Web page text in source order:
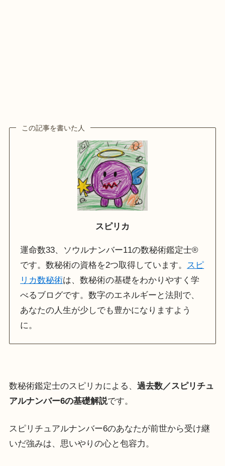
この記事を書いた人
スピリカ
運命数33、ソウルナンバー11の数秘術鑑定士®
です。数秘術の資格を2つ取得しています。 スピ
リカ数秘術は、数秘術の基礎をわかりやすく学
べるブログです。数字のエネルギーと法則で、
あなたの人生が少しでも豊かになりますよう
に。
数秘術鑑定士のスピリカによる、 過去数／スピリチュ
アルナンバー6の基礎解説です。
スピリチュアルナンバー6のあなたが前世から受け継
いだ強みは、思いやりの心と包容力。